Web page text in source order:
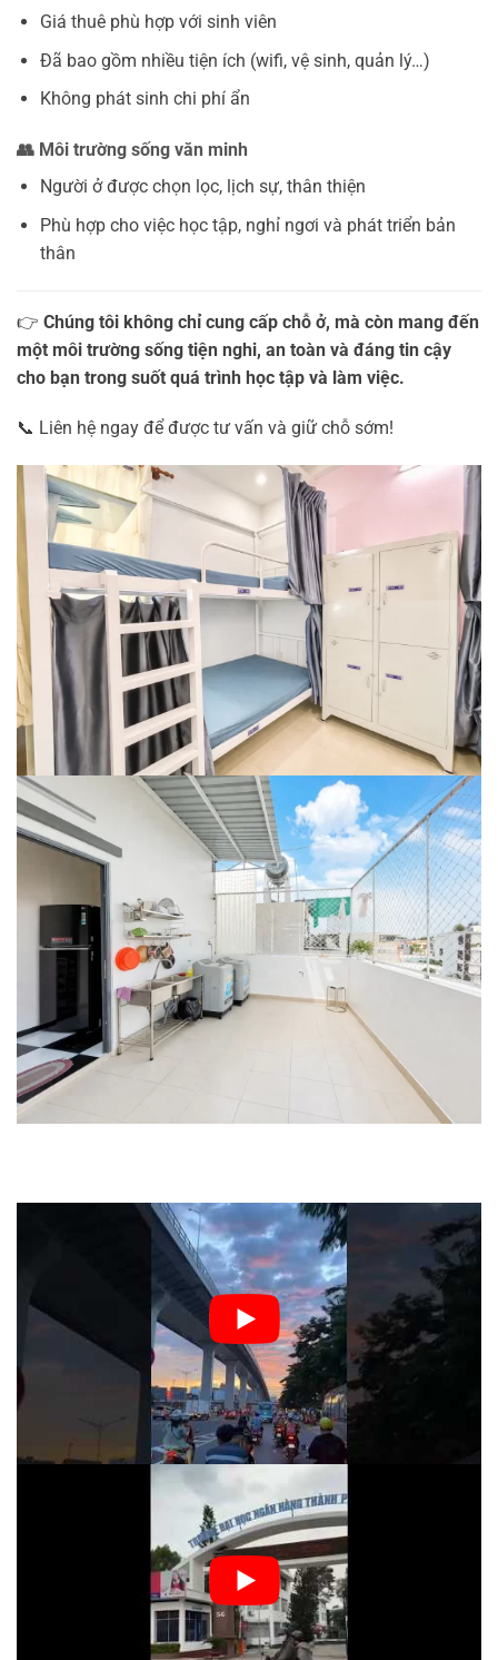
Giá thuê phù hợp với sinh viên
Đã bao gồm nhiều tiện ích (wifi, vệ sinh, quản lý…)
Không phát sinh chi phí ẩn
👥 Môi trường sống văn minh
Người ở được chọn lọc, lịch sự, thân thiện
Phù hợp cho việc học tập, nghỉ ngơi và phát triển bản
thân
👉 Chúng tôi không chỉ cung cấp chỗ ở, mà còn mang đến
một môi trường sống tiện nghi, an toàn và đáng tin cậy
cho bạn trong suốt quá trình học tập và làm việc.
📞 Liên hệ ngay để được tư vấn và giữ chỗ sớm!